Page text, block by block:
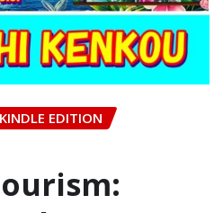
KINDLE EDITION